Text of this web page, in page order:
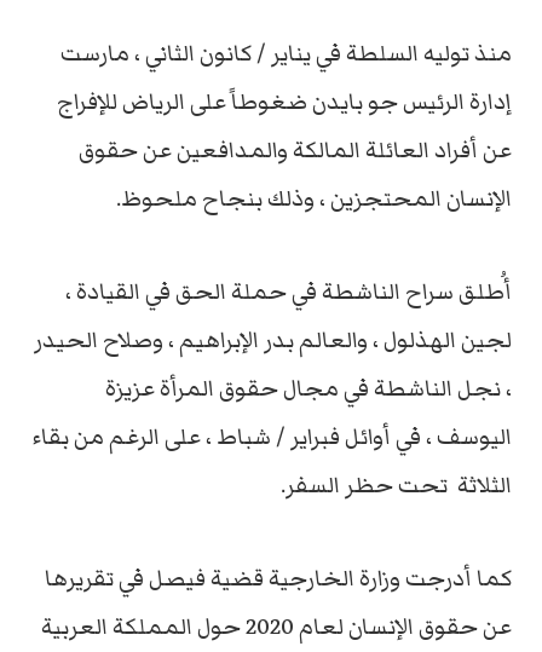
منذ توليه السلطة في يناير / كانون الثاني ، مارست
إدارة الرئيس جو بايدن ضغوطاً على الرياض للإفراج
عن أفراد العائلة المالكة والمدافعين عن حقوق
الإنسان المحتجزين ، وذلك بنجاح ملحوظ.
أُطلق سراح الناشطة في حملة الحق في القيادة ،
لجين الهذلول ، والعالم بدر الإبراهيم ، وصلاح الحيدر
، نجل الناشطة في مجال حقوق المرأة عزيزة
اليوسف ، في أوائل فبراير / شباط ، على الرغم من بقاء
الثلاثة تحت حظر السفر.
كما أدرجت وزارة الخارجية قضية فيصل في تقريرها
عن حقوق الإنسان لعام 2020 حول المملكة العربية